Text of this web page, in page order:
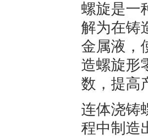
螺旋是一
解为在铸
金属液，
造螺旋形
数，提高
连体浇铸
程中制造